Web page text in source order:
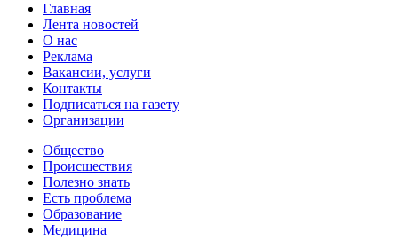
Главная
Лента новостей
О нас
Реклама
Вакансии, услуги
Контакты
Подписаться на газету
Организации
Общество
Происшествия
Полезно знать
Есть проблема
Образование
Медицина